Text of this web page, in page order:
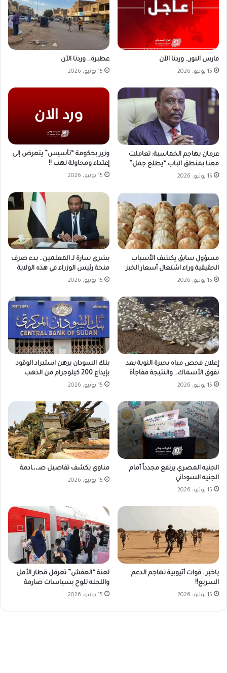
فارس النور… وردنا الآن
15 يونيو، 2026
عطبرة… وردنا الآن
15 يونيو، 2026
عرمان يهاجم الخماسية: تعاملت
معنا بمنطق الباب “يطلع جمل”
15 يونيو، 2026
وزير بحكومة “تأسيس” يتعرض إلى
إعتداء ومحاولة نهب !!
15 يونيو، 2026
مسؤول سابق يكشف الأسباب
الحقيقية وراء اشتعال أسعار الخبز
15 يونيو، 2026
بشرى سارة لـ المعلمين.. بدء صرف
منحة رئيس الوزراء في هذه الولاية
15 يونيو، 2026
إعلان فحص مياه بحيرة النوبة بعد
نفوق الأسماك.. والنتيجة مفاجأة
15 يونيو، 2026
بنك السودان يرهن استيراد الوقود
بإيداع 200 كيلوجرام من الذهب
15 يونيو، 2026
الجنيه المصري يرتفع مجدداً أمام
الجنيه السوداني
15 يونيو، 2026
مناوي يكشف تفاصيل صـ،،ـادمة
15 يونيو، 2026
ياخبر.. قوات أثيوبية تهاجم الدعم
السريع!!
15 يونيو، 2026
لعنة “العفش” تعرقل قطار الأمل
واللجنه تلوح بسياسات صارمة
15 يونيو، 2026